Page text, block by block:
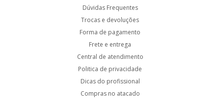
Dúvidas Frequentes
Trocas e devoluções
Forma de pagamento
Frete e entrega
Central de atendimento
Politica de privacidade
Dicas do profissional
Compras no atacado